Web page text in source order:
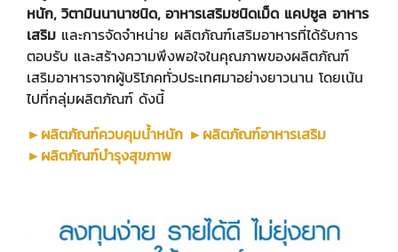
หนัก, วิตามินนานาชนิด, อาหารเสริมชนิดเม็ด แคปซูล อาหาร
เสริม และการจัดจำหน่าย ผลิตภัณฑ์เสริมอาหารที่ได้รับการ
ตอบรับ และสร้างความพึงพอใจในคุณภาพของผลิตภัณฑ์
เสริมอาหารจากผู้บริโภคทั่วประเทศมาอย่างยาวนาน โดยเน้น
ไปที่กลุ่มผลิตภัณฑ์ ดังนี้
►ผลิตภัณฑ์ควบคุมน้ำหนัก ►ผลิตภัณฑ์อาหารเสริม
►ผลิตภัณฑ์บำรุงสุขภาพ